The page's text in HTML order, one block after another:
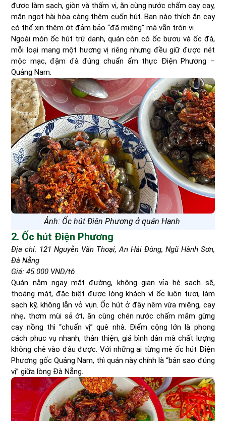
được làm sạch, giòn và thấm vị, ăn cùng nước chấm cay cay,
mặn ngọt hài hòa càng thêm cuốn hút. Bạn nào thích ăn cay
có thể xin thêm ớt đảm bảo “đã miệng” mà vẫn tròn vị.
Ngoài món ốc hút trứ danh, quán còn có ốc bươu và ốc đá,
mỗi loại mang một hương vị riêng nhưng đều giữ được nét
mộc mạc, đậm đà đúng chuẩn ẩm thực Điện Phương –
Quảng Nam.
Ảnh: Ốc hút Điện Phương ở quán Hạnh
2. Ốc hút Điện Phương
Địa chỉ: 121 Nguyễn Văn Thoại, An Hải Đông, Ngũ Hành Sơn,
Đà Nẵng
Giá: 45.000 VND/tô
Quán nằm ngay mặt đường, không gian vỉa hè sạch sẽ,
thoáng mát, đặc biệt được lòng khách vì ốc luôn tươi, làm
sạch kỹ, không lẫn vỏ vụn. Ốc hút ở đây nêm vừa miệng, cay
nhẹ, thơm mùi sả ớt, ăn cùng chén nước chấm mắm gừng
cay nồng thì “chuẩn vị” quê nhà. Điểm cộng lớn là phong
cách phục vụ nhanh, thân thiện, giá bình dân mà chất lượng
không chê vào đâu được. Với những ai từng mê ốc hút Điện
Phương gốc Quảng Nam, thì quán này chính là “bản sao đúng
vị” giữa lòng Đà Nẵng.